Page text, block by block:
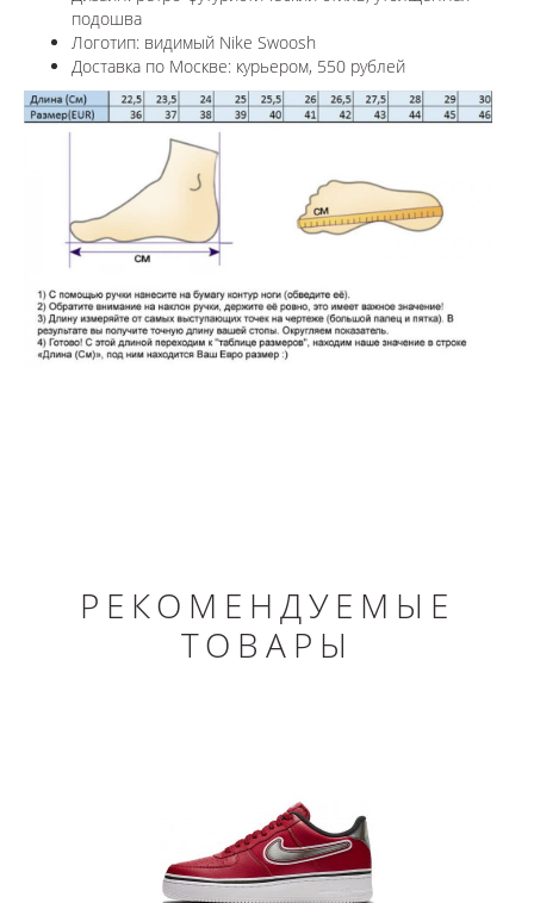
подошва
Логотип: видимый Nike Swoosh
Доставка по Москве: курьером, 550 рублей
РЕКОМЕНДУЕМЫЕ
ТОВАРЫ